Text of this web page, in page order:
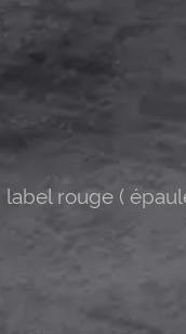
label rouge (